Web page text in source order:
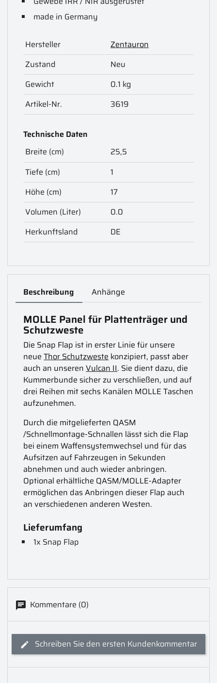
made in Germany
Hersteller
Zentauron
Zustand
Neu
Gewicht
0.1 kg
Artikel-Nr.
3619
Technische Daten
Breite (cm)
25,5
Tiefe (cm)
1
Höhe (cm)
17
Volumen (Liter)
0.0
Herkunftsland
DE
Beschreibung Anhänge
MOLLE Panel für Plattenträger und
Schutzweste
Die Snap Flap ist in erster Linie für unsere
neueThor Schutzwestekonzipiert, passt aber
auch an unserenVulcan II. Sie dient dazu, die
Kummerbunde sicher zu verschließen, und auf
drei Reihen mit sechs Kanälen MOLLE Taschen
aufzunehmen.
Durch die mitgelieferten QASM
/Schnellmontage-Schnallen lässt sich die Flap
bei einem Waffensystemwechsel und für das
Aufsitzen auf Fahrzeugen in Sekunden
abnehmen und auch wieder anbringen.
Optional erhältliche QASM/MOLLE-Adapter
ermöglichen das Anbringen dieser Flap auch
an verschiedenen anderen Westen.
Lieferumfang
1x Snap Flap
Kommentare (0)
Schreiben Sie den ersten Kundenkommentar